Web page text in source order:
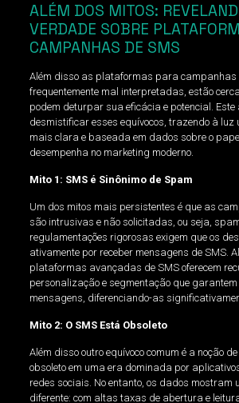
ALÉM DOS MITOS:
VERDADE SOBRE
CAMPANHAS DE SMS
Além disso as plataformas para campanhas
frequentemente mal interpretadas, estão
podem deturpar sua eficácia e potencial. Este
desmistificar esses equívocos, trazendo à luz
mais clara e baseada em dados sobre o
desempenha no marketing moderno.
Mito 1: SMS é Sinônimo de Spam
Um dos mitos mais persistentes é que as
são intrusivas e não solicitadas, ou seja,
regulamentações rigorosas exigem que os
ativamente por receber mensagens de SMS.
plataformas avançadas de SMS oferecem
personalização e segmentação que
mensagens, diferenciando-as
Mito 2: O SMS Está Obsoleto
Além disso outro equívoco comum é a noção
obsoleto em uma era dominada por
redes sociais. No entanto, os dados mostram
diferente: com altas taxas de abertura e